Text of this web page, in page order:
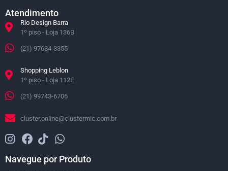
Atendimento
Rio Design Barra
1º piso - Loja 136B
(21) 97634-3355
Shopping Leblon
1º piso - Loja 112E
(21) 99743-6706
cluster.online@clustermic.com.br
Navegue por Produto